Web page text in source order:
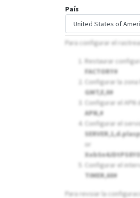
País
Para configurar el
Restaurar
FACTORY#
Configurar la
GMT,E,0#
Configurar el
APN,#
Configurar el
or
Configurar el
TIMER,60#
Para revsiar la